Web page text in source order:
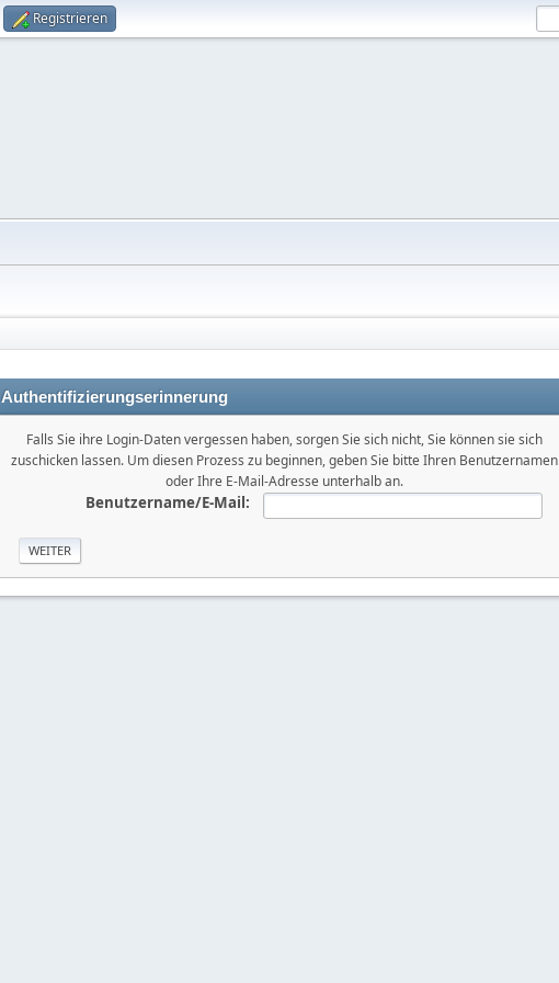
Registrieren
Authentifizierungserinnerung
Falls Sie ihre Login-Daten vergessen haben, sorgen Sie sich nicht, Sie können sie sich
zuschicken lassen. Um diesen Prozess zu beginnen, geben Sie bitte Ihren Benutzernamen
oder Ihre E-Mail-Adresse unterhalb an.
Benutzername/E-Mail: